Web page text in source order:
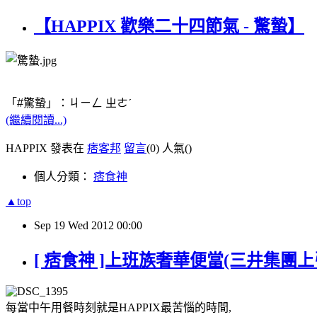
【HAPPIX 歡樂二十四節氣 - 驚蟄】
「#驚蟄」：ㄐㄧㄥ ㄓㄜˊ
(繼續閱讀...)
HAPPIX 發表在 痞客邦 留言(0) 人氣()
個人分類： 痞食神
▲top
Sep 19 Wed 2012 00:00
[ 痞食神 ]上班族奢華便當(三井集團
每當中午用餐時刻就是HAPPIX最苦惱的時間,